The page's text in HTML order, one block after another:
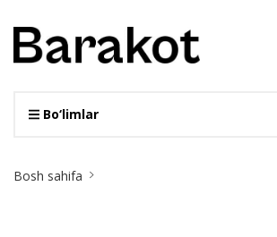
Bo‘limlar
Breadcrumb
Bosh sahifa